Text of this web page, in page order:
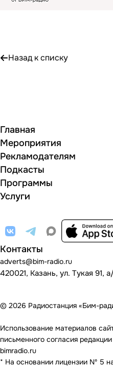
Назад к списку
Главная
Мероприятия
Рекламодателям
Подкасты
Программы
Услуги
Контакты
adverts@bim-radio.ru
420021, Казань, ул. Тукая 91,
© 2026 Радиостанция «Бим-
Использование материалов
письменного согласия
bimradio.ru
* На основании лицензии Nº 5